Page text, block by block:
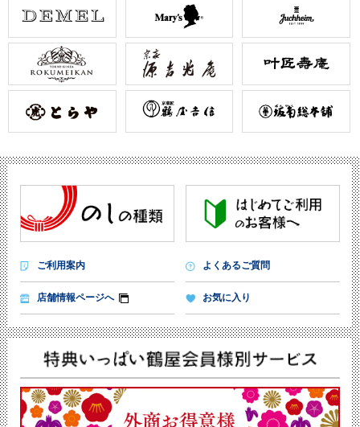
ご利用案内 よくあるご質問
店舗情報ページへ お気に入り